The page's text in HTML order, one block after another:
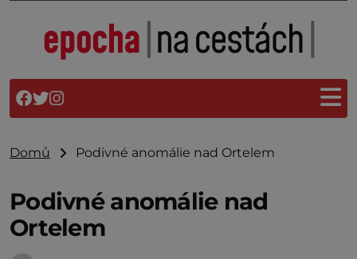
Domů Podivné anomálie nad Ortelem
Podivné anomálie nad
Ortelem